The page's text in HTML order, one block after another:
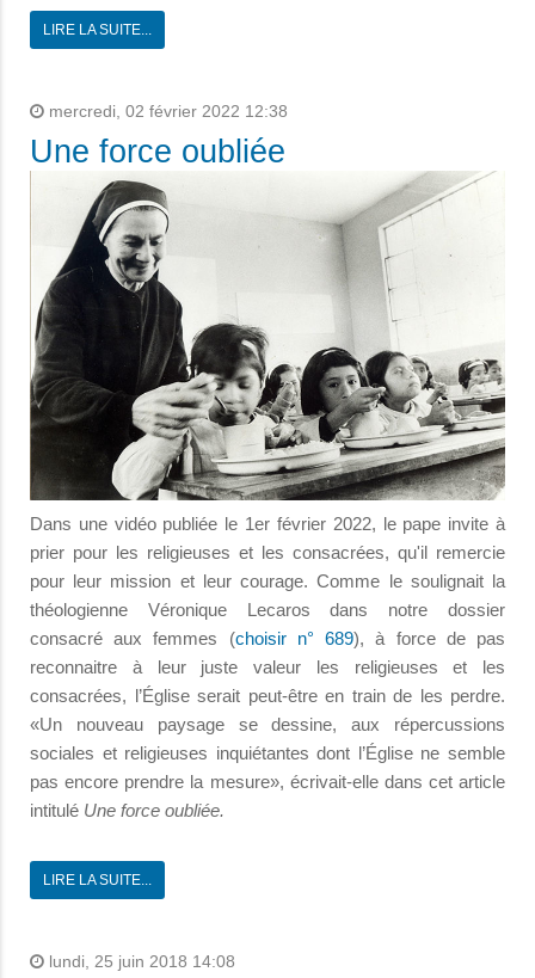
LIRE LA SUITE...
mercredi, 02 février 2022 12:38
Une force oubliée
Dans une vidéo publiée le 1er février 2022, le pape invite à
prier pour les religieuses et les consacrées, qu'il remercie
pour leur mission et leur courage. Comme le soulignait la
théologienne Véronique Lecaros dans notre dossier
consacré aux femmes (choisir n° 689), à force de pas
reconnaitre à leur juste valeur les religieuses et les
consacrées, l’Église serait peut-être en train de les perdre.
«Un nouveau paysage se dessine, aux répercussions
sociales et religieuses inquiétantes dont l’Église ne semble
pas encore prendre la mesure», écrivait-elle dans cet article
intitulé Une force oubliée.
LIRE LA SUITE...
lundi, 25 juin 2018 14:08